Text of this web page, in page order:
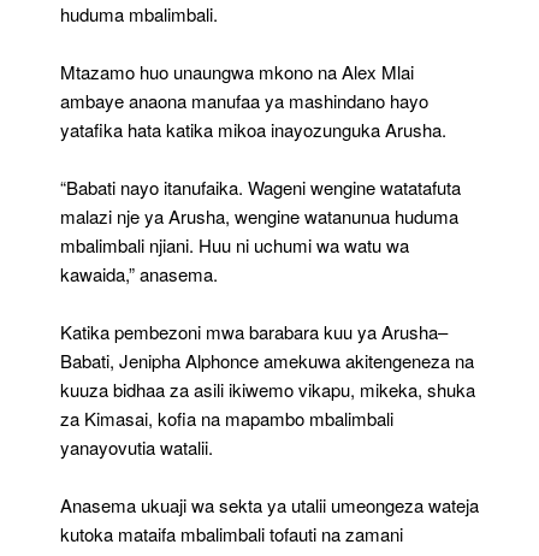
huduma mbalimbali.
Mtazamo huo unaungwa mkono na Alex Mlai
ambaye anaona manufaa ya mashindano hayo
yatafika hata katika mikoa inayozunguka Arusha.
“Babati nayo itanufaika. Wageni wengine watatafuta
malazi nje ya Arusha, wengine watanunua huduma
mbalimbali njiani. Huu ni uchumi wa watu wa
kawaida,” anasema.
Katika pembezoni mwa barabara kuu ya Arusha–
Babati, Jenipha Alphonce amekuwa akitengeneza na
kuuza bidhaa za asili ikiwemo vikapu, mikeka, shuka
za Kimasai, kofia na mapambo mbalimbali
yanayovutia watalii.
Anasema ukuaji wa sekta ya utalii umeongeza wateja
kutoka mataifa mbalimbali tofauti na zamani